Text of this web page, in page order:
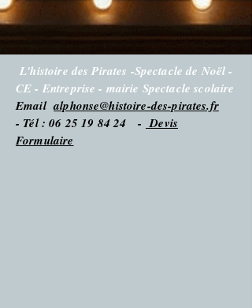
L'histoire des Pirates -Spectacle de Noël -
CE - Entreprise - mairie Spectacle scolaire
Emailalphonse@histoire-des-pirates.fr
- Tél : 06 25 19 84 24 - Devis
Formulaire